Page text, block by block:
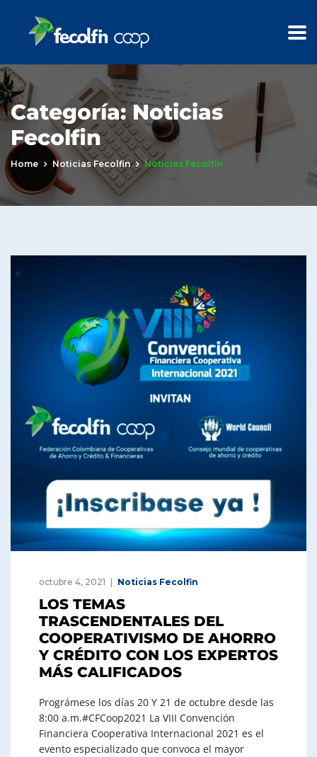
Categoría:Noticias
Fecolfin
Home Noticias Fecolfin Noticias Fecolfin
octubre 4, 2021 Noticias Fecolfin
LOS TEMAS
TRASCENDENTALES DEL
COOPERATIVISMO DE AHORRO
Y CRÉDITO CON LOS EXPERTOS
MÁS CALIFICADOS
Prográmese los días 20 Y 21 de octubre desde las
8:00 a.m.#CFCoop2021 La VIII Convención
Financiera Cooperativa Internacional 2021 es el
evento especializado que convoca el mayor